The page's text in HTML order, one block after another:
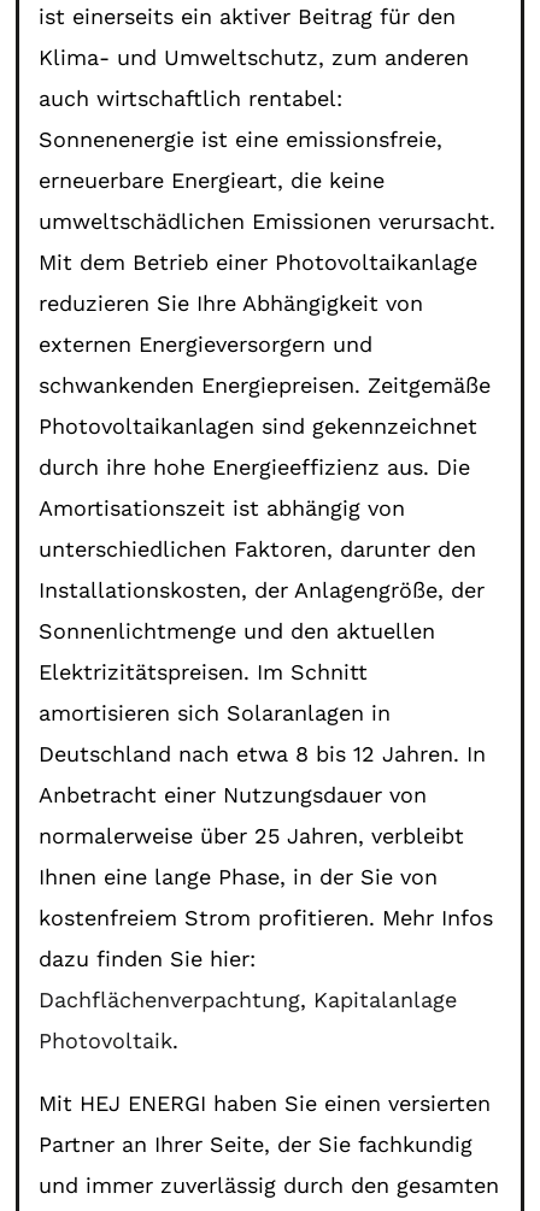
ist einerseits ein aktiver Beitrag für den
Klima- und Umweltschutz, zum anderen
auch wirtschaftlich rentabel:
Sonnenenergie ist eine emissionsfreie,
erneuerbare Energieart, die keine
umweltschädlichen Emissionen verursacht.
Mit dem Betrieb einer Photovoltaikanlage
reduzieren Sie Ihre Abhängigkeit von
externen Energieversorgern und
schwankenden Energiepreisen. Zeitgemäße
Photovoltaikanlagen sind gekennzeichnet
durch ihre hohe Energieeffizienz aus. Die
Amortisationszeit ist abhängig von
unterschiedlichen Faktoren, darunter den
Installationskosten, der Anlagengröße, der
Sonnenlichtmenge und den aktuellen
Elektrizitätspreisen. Im Schnitt
amortisieren sich Solaranlagen in
Deutschland nach etwa 8 bis 12 Jahren. In
Anbetracht einer Nutzungsdauer von
normalerweise über 25 Jahren, verbleibt
Ihnen eine lange Phase, in der Sie von
kostenfreiem Strom profitieren. Mehr Infos
dazu finden Sie hier:
Dachflächenverpachtung, Kapitalanlage
Photovoltaik.
Mit HEJ ENERGI haben Sie einen versierten
Partner an Ihrer Seite, der Sie fachkundig
und immer zuverlässig durch den gesamten